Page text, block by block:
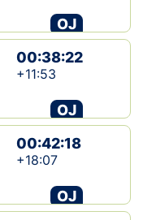
OJ
00:38:22
+11:53
OJ
00:42:18
+18:07
OJ